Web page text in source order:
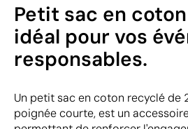
Petit sac en
idéal pour vos
responsables.
Un petit sac en coton recyclé de
poignée courte, est un